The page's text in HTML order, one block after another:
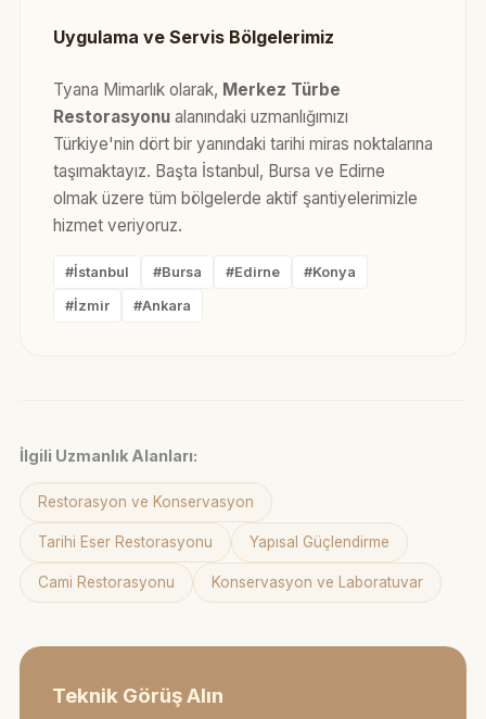
Uygulama ve Servis Bölgelerimiz
Tyana Mimarlık olarak, Merkez Türbe
Restorasyonualanındaki uzmanlığımızı
Türkiye'nin dört bir yanındaki tarihi miras noktalarına
taşımaktayız. Başta İstanbul, Bursa ve Edirne
olmak üzere tüm bölgelerde aktif şantiyelerimizle
hizmet veriyoruz.
#İstanbul #Bursa #Edirne #Konya
#İzmir #Ankara
İlgili Uzmanlık Alanları:
Restorasyon ve Konservasyon
Tarihi Eser Restorasyonu Yapısal Güçlendirme
Cami Restorasyonu Konservasyon ve Laboratuvar
Teknik Görüş Alın